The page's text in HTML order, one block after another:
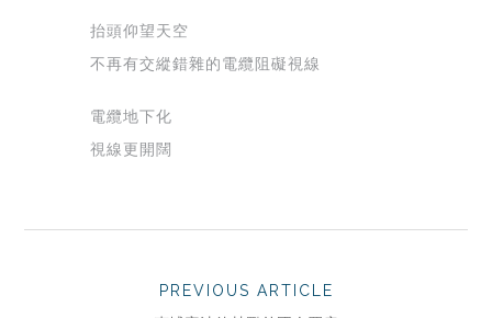
抬頭仰望天空
不再有交縱錯雜的電纜阻礙視線
電纜地下化
視線更開闊
PREVIOUS ARTICLE